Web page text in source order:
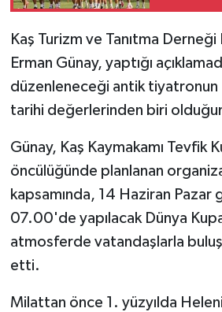
Kaş Turizm ve Tanıtma Derneği
Erman Günay, yaptığı
düzenleneceği antik tiyatronun
tarihi değerlerinden biri
Günay, Kaş Kaymakamı Tevfik
öncülüğünde planlanan
kapsamında, 14 Haziran Pazar
07.00'de yapılacak Dünya
atmosferde vatandaşlarla
etti.
Milattan önce 1. yüzyılda